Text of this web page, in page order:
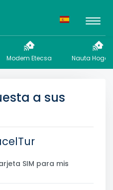
Modem Etecsa Nauta Hogar
a sus
SIM para mis